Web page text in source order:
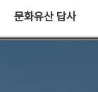
문화유산 답사